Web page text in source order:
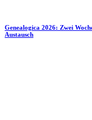
Genealogica 2026: Zwei
Austausch